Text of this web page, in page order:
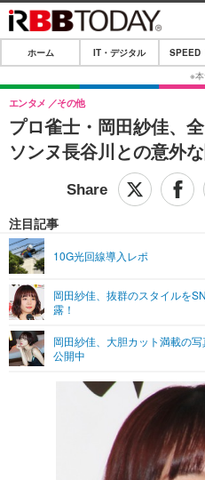
ホーム
IT・デジタル
IT・デジタルTOP
ショッピング
SPEED TEST
エンタメTOP
ショッピング
ライフTOP
リリース一覧
プッシュ通知の停止方法
ホーム IT・デジタル SPEED
プロ雀士・岡田紗佳、
ソンヌ長谷川との意外
エンタメ その他
注目記事
10G光回線導入レポ
岡田紗佳、抜群のスタイルを
露！
岡田紗佳、大胆カット満載の
公開中